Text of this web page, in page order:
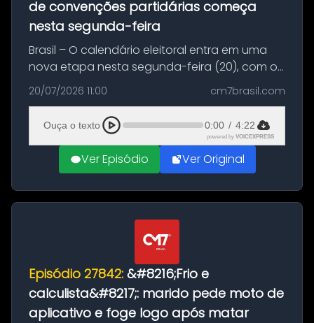
de convenções partidárias começa
nesta segunda-feira
Brasil – O calendário eleitoral entra em uma
nova etapa nesta segunda-feira (20), com o
início do período destinado às convenções
partidárias. Até 5 de agosto, partidos e
federações poderão oficializa...
20/07/2026 11:00 cm7brasil.com
Ouça o texto 0:00 / 4:22
powered by VOICEXPRESS
Ver Episódio Ver Original
Episódio 27842: &#8216;Frio e
calculista&#8217;: marido pede moto de
aplicativo e foge logo após matar